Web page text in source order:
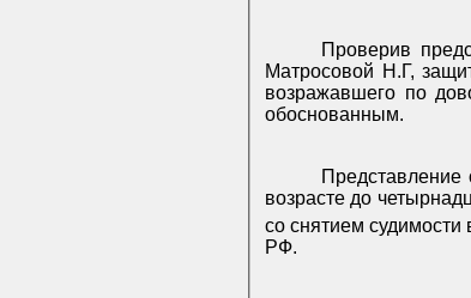
Проверив
Матросовой Н.Г,
возражавшего по
обоснованным.
возрасте до
со снятием судимости
РФ.